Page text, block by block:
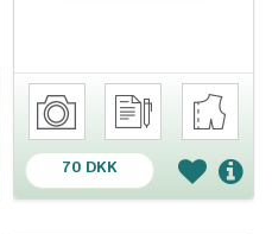
70 DKK